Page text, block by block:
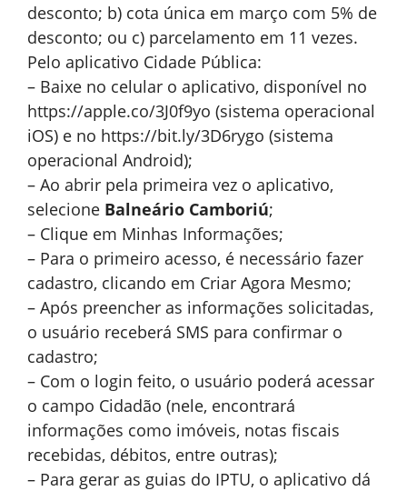
desconto; b) cota única em março com 5% de
desconto; ou c) parcelamento em 11 vezes.
Pelo aplicativo Cidade Pública:
– Baixe no celular o aplicativo, disponível no
https://apple.co/3J0f9yo (sistema operacional
iOS) e no https://bit.ly/3D6rygo (sistema
operacional Android);
– Ao abrir pela primeira vez o aplicativo,
selecione Balneário Camboriú;
– Clique em Minhas Informações;
– Para o primeiro acesso, é necessário fazer
cadastro, clicando em Criar Agora Mesmo;
– Após preencher as informações solicitadas,
o usuário receberá SMS para confirmar o
cadastro;
– Com o login feito, o usuário poderá acessar
o campo Cidadão (nele, encontrará
informações como imóveis, notas fiscais
recebidas, débitos, entre outras);
– Para gerar as guias do IPTU, o aplicativo dá